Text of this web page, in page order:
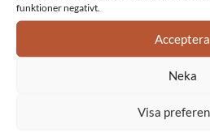
funktioner negativt.
Acceptera
Neka
Visa
Tjänster